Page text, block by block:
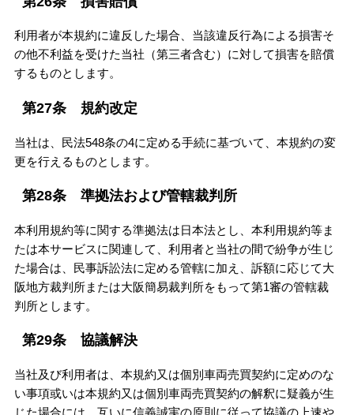
利用者が本規約に違反した場合、当該違反行為による損害そ
の他不利益を受けた当社（第三者含む）に対して損害を賠償
するものとします。
第27条 規約改定
当社は、民法548条の4に定める手続に基づいて、本規約の変
更を行えるものとします。
第28条 準拠法および管轄裁判所
本利用規約等に関する準拠法は日本法とし、本利用規約等ま
たは本サービスに関連して、利用者と当社の間で紛争が生じ
た場合は、民事訴訟法に定める管轄に加え、訴額に応じて大
阪地方裁判所または大阪簡易裁判所をもって第1審の管轄裁
判所とします。
第29条 協議解決
当社及び利用者は、本規約又は個別車両売買契約に定めのな
い事項或いは本規約又は個別車両売買契約の解釈に疑義が生
じた場合には、互いに信義誠実の原則に従って協議の上速や